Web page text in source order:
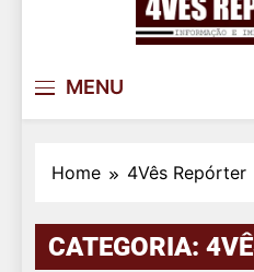
MENU
Home 4Vês Repórter
CATEGORIA: